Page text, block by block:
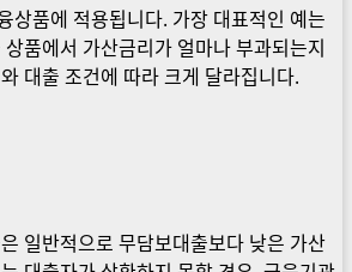
상품에 적용됩니다. 가장 대표적인 예는
품에서 가산금리가 얼마나 부과되는지
대출 조건에 따라 크게 달라집니다.
일반적으로 무담보대출보다 낮은 가산